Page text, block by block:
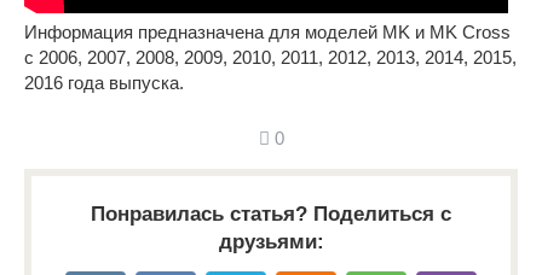
Информация предназначена для моделей MK и MK Cross
с 2006, 2007, 2008, 2009, 2010, 2011, 2012, 2013, 2014, 2015,
2016 года выпуска.
0
Понравилась статья? Поделиться с
друзьями: